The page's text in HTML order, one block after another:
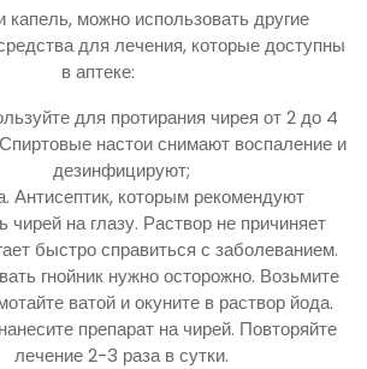
капель, можно использовать другие
для лечения, которые доступны
в аптеке:
для протирания чирея от 2 до 4
настои снимают воспаление и
дезинфицируют;
Антисептик, которым рекомендуют
чирей на глазу. Раствор не причиняет
быстро справиться с заболеванием.
гнойник нужно осторожно. Возьмите
ватой и окуните в раствор йода.
препарат на чирей. Повторяйте
лечение 2-3 раза в сутки.